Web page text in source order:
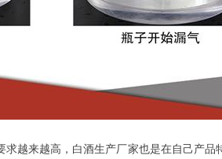
来越高，白酒生产厂家也是在自己产品